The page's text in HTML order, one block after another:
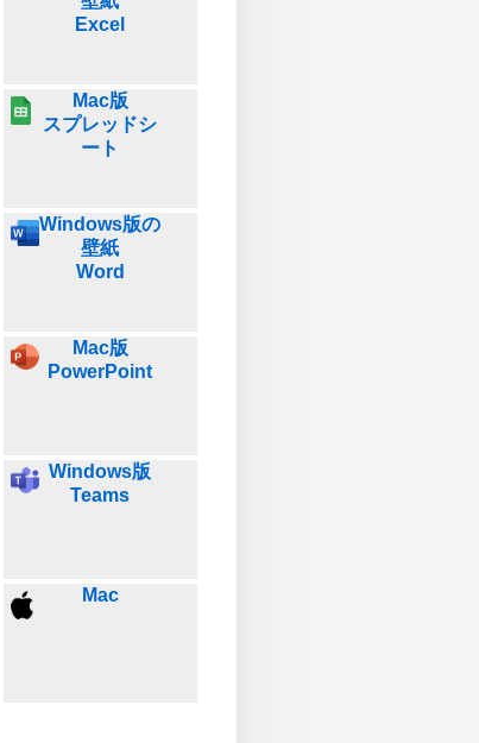
Excel
Mac版
スプレッドシ
ート
Windows版の
壁紙
Word
Mac版
PowerPoint
Windows版
Teams
Mac